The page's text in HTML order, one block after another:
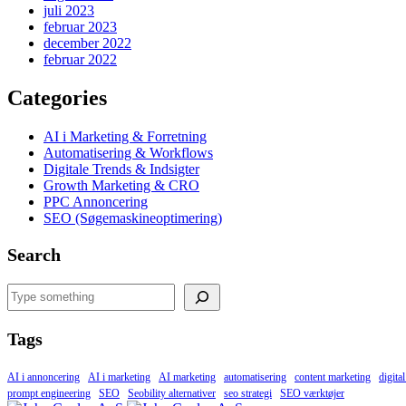
juli 2023
februar 2023
december 2022
februar 2022
Categories
AI i Marketing & Forretning
Automatisering & Workflows
Digitale Trends & Indsigter
Growth Marketing & CRO
PPC Annoncering
SEO (Søgemaskineoptimering)
Search
Search
Tags
AI i annoncering AI i marketing AI marketing automatisering content marketing
prompt engineering
SEO Seobility alternativer seo strategi SEO værktøjer